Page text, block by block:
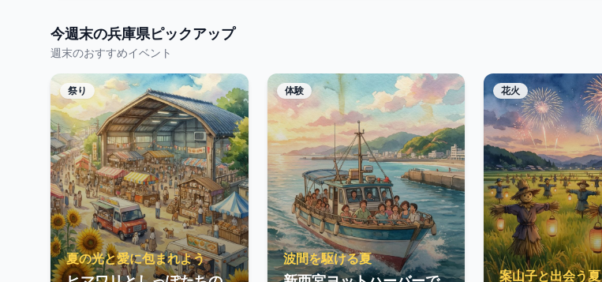
今週末の兵庫県ピックアップ
週末のおすすめイベント
祭り
夏の光と愛に包まれよう
体験
波間を駆ける夏
花火
案山子と出会う夏